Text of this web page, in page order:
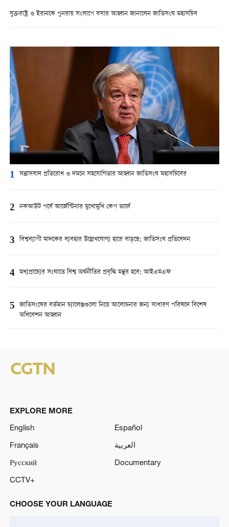
যুক্তরাষ্ট্র ও ইরানকে পুনরায় সংলাপে বসার আহ্বান জানালেন জাতিসংঘ মহাসচিব
1 সন্ত্রাসবাদ প্রতিরোধ ও দমনে সহযোগিতার আহ্বান জাতিসংঘ মহাসচিবের
2 নকআউট পর্বে আর্জেন্টিনার মুখোমুখি কেপ ভার্দে
3 বিশ্বব্যাপী মাদকের ব্যবহার উল্লেখযোগ্য হারে বাড়ছে: জাতিসংঘ প্রতিবেদন
4 মধ্যপ্রাচ্যের সংঘাতে বিশ্ব অর্থনীতির প্রবৃদ্ধি মন্থর হবে: আইএমএফ
5 জাতিসংঘের বর্তমান চ্যালেঞ্জগুলো নিয়ে আলোচনার জন্য সাধারণ পরিষদে বিশেষ
অধিবেশন আহ্বান
EXPLORE MORE
English
Español
Français
العربية
Русский
Documentary
CCTV+
CHOOSE YOUR LANGUAGE